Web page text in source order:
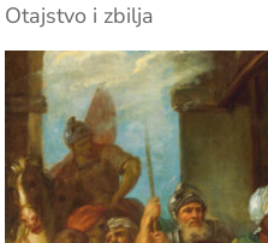
Otajstvo i zbilja